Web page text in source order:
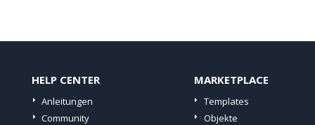
HELP CENTER
Anleitungen
Community
MARKETPLACE
Templates
Objekte